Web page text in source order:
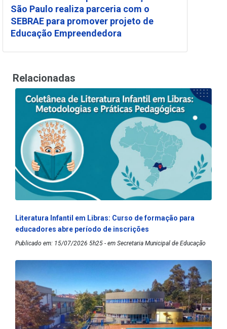
São Paulo realiza parceria com o
SEBRAE para promover projeto de
Educação Empreendedora
Relacionadas
Literatura Infantil em Libras: Curso de formação para
educadores abre período de inscrições
Publicado em: 15/07/2026 5h25 - em Secretaria Municipal de Educação